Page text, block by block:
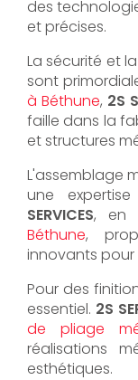
des
et précises.
La sécurité et
sont
à Béthune, 2S
faille dans la
et structures
L'assemblage
une
SERVICES, en
Béthune,
innovants pour
Pour des
essentiel. 2S
de pliage
réalisations
esthétiques.